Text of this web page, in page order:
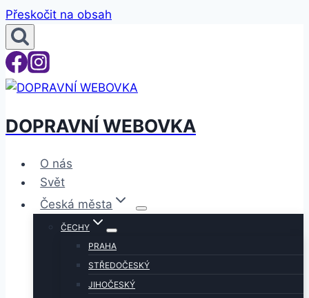
Přeskočit na obsah
DOPRAVNÍ WEBOVKA
O nás
Svět
Česká města
ČECHY
PRAHA
STŘEDOČESKÝ
JIHOČESKÝ